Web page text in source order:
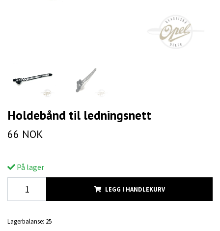
Holdebånd til ledningsnett
66 NOK
På lager
LEGG I HANDLEKURV
Lagerbalanse: 25